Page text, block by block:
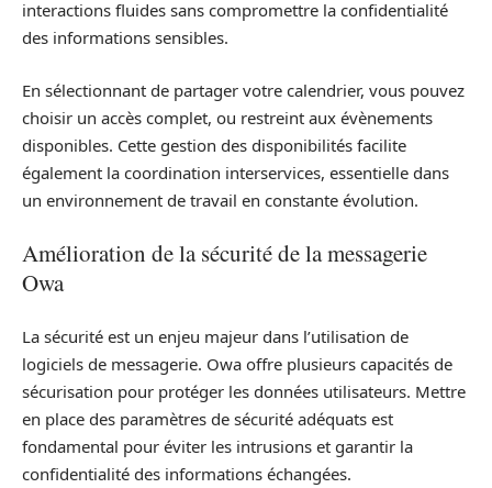
interactions fluides sans compromettre la confidentialité
des informations sensibles.
En sélectionnant de partager votre calendrier, vous pouvez
choisir un accès complet, ou restreint aux évènements
disponibles. Cette gestion des disponibilités facilite
également la coordination interservices, essentielle dans
un environnement de travail en constante évolution.
Amélioration de la sécurité de la messagerie
Owa
La sécurité est un enjeu majeur dans l’utilisation de
logiciels de messagerie. Owa offre plusieurs capacités de
sécurisation pour protéger les données utilisateurs. Mettre
en place des paramètres de sécurité adéquats est
fondamental pour éviter les intrusions et garantir la
confidentialité des informations échangées.